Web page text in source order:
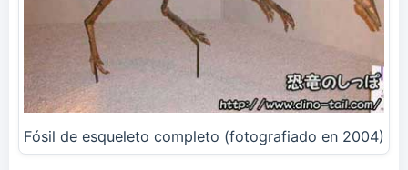
Fósil de esqueleto completo (fotografiado en 2004)